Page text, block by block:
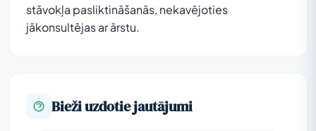
stāvokļa pasliktināšanās, nekavējoties
jākonsultējas ar ārstu.
Bieži uzdotie jautājumi